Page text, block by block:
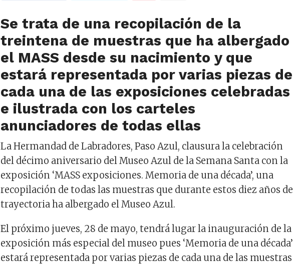
Se trata de una recopilación de la
treintena de muestras que ha albergado
el MASS desde su nacimiento y que
estará representada por varias piezas de
cada una de las exposiciones celebradas
e ilustrada con los carteles
anunciadores de todas ellas
La Hermandad de Labradores, Paso Azul, clausura la celebración
del décimo aniversario del Museo Azul de la Semana Santa con la
exposición ‘MASS exposiciones. Memoria de una década’, una
recopilación detodas las muestras que durante estos diez años de
trayectoria ha albergado elMuseoAzul.
El próximo jueves, 28 de mayo, tendrá lugar la inauguración de la
exposición más especial del museo pues ‘Memoria de una década’
estará representada por varias piezas de cada una de las muestras